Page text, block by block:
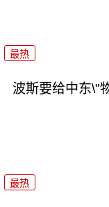
最热
波斯要给中东\"
最热